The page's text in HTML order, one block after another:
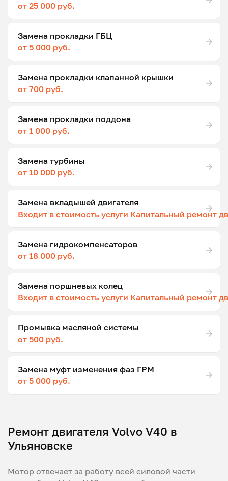
от 25 000 руб.
Замена прокладки ГБЦ
от 5 000 руб.
Замена прокладки клапанной крышки
от 700 руб.
Замена прокладки поддона
от 1 000 руб.
Замена турбины
от 10 000 руб.
Замена вкладышей двигателя
Входит в стоимость услуги Капитальный ремонт
Замена гидрокомпенсаторов
от 18 000 руб.
Замена поршневых колец
Входит в стоимость услуги Капитальный ремонт
Промывка масляной системы
от 500 руб.
Замена муфт изменения фаз ГРМ
от 5 000 руб.
Ремонт двигателя Volvo V40 в
Ульяновске
Мотор отвечает за работу всей силовой части